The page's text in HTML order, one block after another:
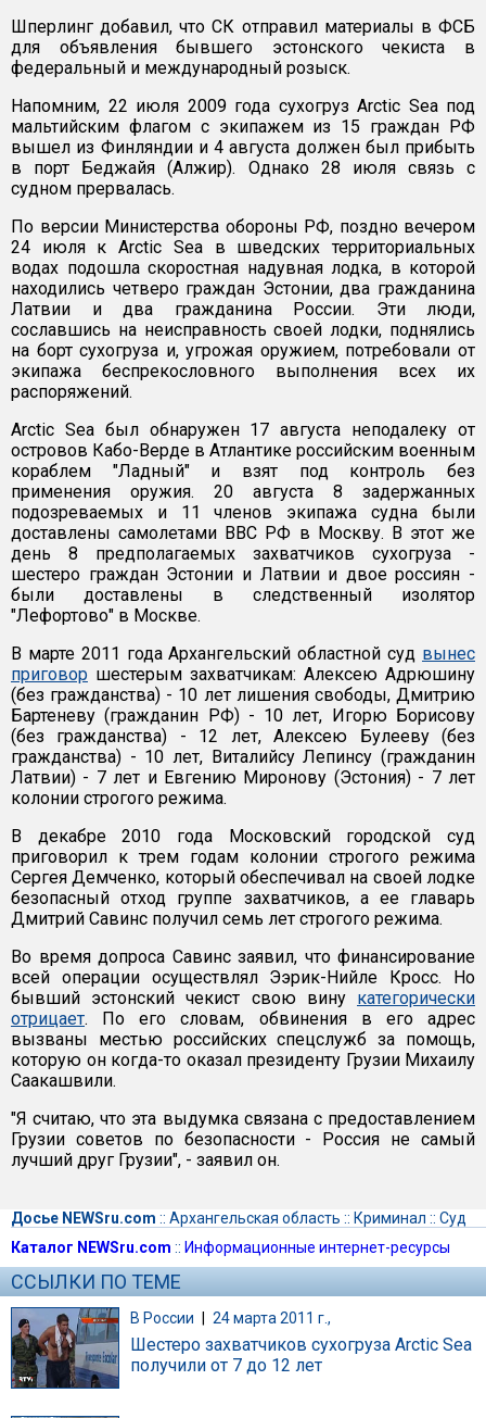
Шперлинг добавил, что СК отправил материалы в ФСБ
для объявления бывшего эстонского чекиста в
федеральный и международный розыск.
Напомним, 22 июля 2009 года сухогруз Arctic Sea под
мальтийским флагом с экипажем из 15 граждан РФ
вышел из Финляндии и 4 августа должен был прибыть
в порт Беджайя (Алжир). Однако 28 июля связь с
судном прервалась.
По версии Министерства обороны РФ, поздно вечером
24 июля к Arctic Sea в шведских территориальных
водах подошла скоростная надувная лодка, в которой
находились четверо граждан Эстонии, два гражданина
Латвии и два гражданина России. Эти люди,
сославшись на неисправность своей лодки, поднялись
на борт сухогруза и, угрожая оружием, потребовали от
экипажа беспрекословного выполнения всех их
распоряжений.
Arctic Sea был обнаружен 17 августа неподалеку от
островов Кабо-Верде в Атлантике российским военным
кораблем "Ладный" и взят под контроль без
применения оружия. 20 августа 8 задержанных
подозреваемых и 11 членов экипажа судна были
доставлены самолетами ВВС РФ в Москву. В этот же
день 8 предполагаемых захватчиков сухогруза -
шестеро граждан Эстонии и Латвии и двое россиян -
были доставлены в следственный изолятор
"Лефортово" в Москве.
В марте 2011 года Архангельский областной суд вынес
приговор шестерым захватчикам: Алексею Адрюшину
(без гражданства) - 10 лет лишения свободы, Дмитрию
Бартеневу (гражданин РФ) - 10 лет, Игорю Борисову
(без гражданства) - 12 лет, Алексею Булееву (без
гражданства) - 10 лет, Виталийсу Лепинсу (гражданин
Латвии) - 7 лет и Евгению Миронову (Эстония) - 7 лет
колонии строгого режима.
В декабре 2010 года Московский городской суд
приговорил к трем годам колонии строгого режима
Сергея Демченко, который обеспечивал на своей лодке
безопасный отход группе захватчиков, а ее главарь
Дмитрий Савинс получил семь лет строгого режима.
Во время допроса Савинс заявил, что финансирование
всей операции осуществлял Ээрик-Нийле Кросс. Но
бывший эстонский чекист свою вину категорически
отрицает. По его словам, обвинения в его адрес
вызваны местью российских спецслужб за помощь,
которую он когда-то оказал президенту Грузии Михаилу
Саакашвили.
"Я считаю, что эта выдумка связана с предоставлением
Грузии советов по безопасности - Россия не самый
лучший друг Грузии", - заявил он.
Досье NEWSru.com :: Архангельская область :: Криминал :: Суд
Каталог NEWSru.com :: Информационные интернет-ресурсы
ССЫЛКИ ПО ТЕМЕ
В России | 24 марта 2011 г.,
Шестеро захватчиков сухогруза Arctic Sea
получили от 7 до 12 лет